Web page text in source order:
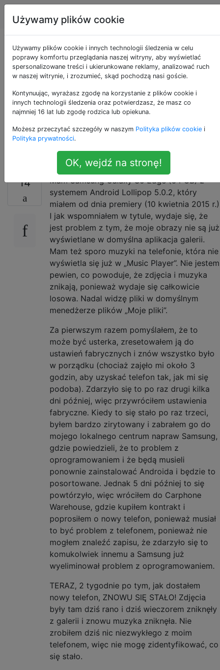
Android Tagi
Obrazy zniknęły z
galerii, ale nadal w
„Moich plikach”
(Samsung Galaxy S6
Edge, 5.0.2)
14
Mam Samsung Galaxy S6 Edge (64 GB) z
systemem Android Lollipop 5.0.2, który
miałem od dnia premiery (10 kwietnia 2015 r.)
I jak wspomniałem w tytule, wydaje się, że
jest problem z tym, że moje obrazy nie są już
wyświetlane w domyślna aplikacja galerii.
Mam też sporo muzyki na telefonie, która nie
wyświetla się już w „Music Player”. Nie jestem
pewien, co powoduje, że zdjęcia i muzyka
znikają, ponieważ wydaje się całkowicie
losowa. Nadal widzę pliki w domyślnym
menedżerze plików „Moje pliki”.
Za pierwszym razem pomyślałem, że to
może być usterka, zresetowałem ją do
ustawień fabrycznych i znów wszystko było
w porządku (chociaż zajęło mi około 3
godzin, aby uzyskać telefon tak, jak mi się
podoba). Zdarzyło się to po raz drugi kilka
dni później, więc przywróciłem ustawienia
fabryczne. Kiedy to się stało po raz trzeci,
byłem bardzo zirytowany i zabrałem go do
mojego lokalnego centrum napraw Samsung,
gdzie powiedzieli, że to problem z
oprogramowaniem i że będą musieli
ponownie zainstalować Androida i będzie to
posortowane. Jednak 5 dni później to się
powtórzyło, więc wróciłem do Carphone
Warehouse, gdzie kupiłem kontrakt i
poprosiłem o nowy telefon, ponieważ musiał
to być problem z telefonem, ponieważ nie
mogłem znaleźć zapisu, że zdarzyło się to
komukolwiek innemu a Samsung już
wyeliminował problem z oprogramowaniem.
TERAZ, 2 tygodnie po tym, jak dostałem
nowy telefon, ZNOWU SIĘ STAŁO! Zdjęcia
były tam dziś rano i dziś wieczorem zniknęły
z galerii i znowu muzyka zniknęła. Nie
zrobiłem dziś nic niezwykłego z moim
telefonem, więc nie mogę zidentyfikować, co
się stało.
Używamy plików cookie
Używamy plików cookie i innych technologii śledzenia w celu
poprawy komfortu przeglądania naszej witryny, aby wyświetlać
spersonalizowane treści i ukierunkowane reklamy, analizować ruch
w naszej witrynie, i zrozumieć, skąd pochodzą nasi goście.
Kontynuując, wyrażasz zgodę na korzystanie z plików cookie i
innych technologii śledzenia oraz potwierdzasz, że masz co
najmniej 16 lat lub zgodę rodzica lub opiekuna.
Możesz przeczytać szczegóły w naszym Polityka plików cookie i
Polityka prywatności.
OK, wejdź na stronę!